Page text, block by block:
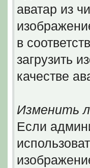
аватар из
в
загрузить
качестве
Изменить
Если